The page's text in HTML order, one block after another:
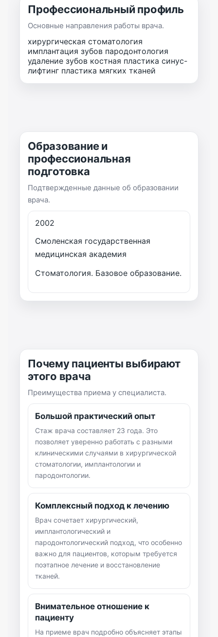
Профессиональный профиль
Основные направления работы врача.
хирургическая стоматология
имплантация зубов пародонтология
удаление зубов костная пластика синус-
лифтинг пластика мягких тканей
Образование и
профессиональная
подготовка
Подтвержденные данные об образовании
врача.
2002
Смоленская государственная
медицинская академия
Стоматология. Базовое образование.
Почему пациенты выбирают
этого врача
Преимущества приема у специалиста.
Большой практический опыт
Стаж врача составляет 23 года. Это
позволяет уверенно работать с разными
клиническими случаями в хирургической
стоматологии, имплантологии и
пародонтологии.
Комплексный подход к лечению
Врач сочетает хирургический,
имплантологический и
пародонтологический подход, что особенно
важно для пациентов, которым требуется
поэтапное лечение и восстановление
тканей.
Внимательное отношение к
пациенту
На приеме врач подробно объясняет этапы